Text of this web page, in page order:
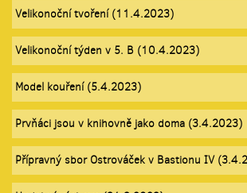
Velikonoční tvoření (11.4.2023)
Velikonoční týden v 5. B (10.4.2023)
Model kouření (5.4.2023)
Prvňáci jsou v knihovně jako doma (3.4.2023)
Přípravný sbor Ostrováček v Bastionu IV